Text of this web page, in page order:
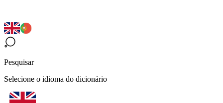
Pesquisar
Selecione o idioma do dicionário